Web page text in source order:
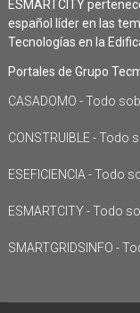
ESMARTCITY
español líder en las
Tecnologías en la
Portales de Grupo
CASADOMO - Todo
CONSTRUIBLE -
ESEFICIENCIA - Todo
ESMARTCITY - Todo
SMARTGRIDSINFO -